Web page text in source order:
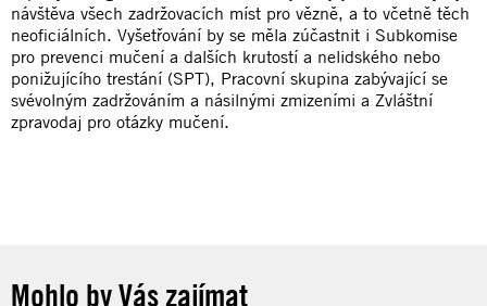
návštěva všech zadržovacích míst pro vězně, a to včetně těch
neoficiálních. Vyšetřování by se měla zúčastnit i Subkomise
pro prevenci mučení a dalších krutostí a nelidského nebo
ponižujícího trestání (SPT), Pracovní skupina zabývající se
svévolným zadržováním a násilnými zmizeními a Zvláštní
zpravodaj pro otázky mučení.
Mohlo by Vás zajímat